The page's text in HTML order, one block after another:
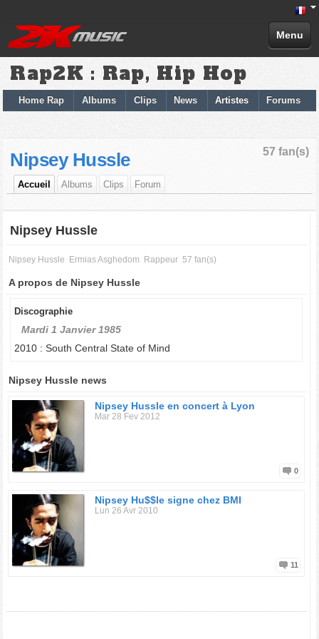
Menu
Rap2K : Rap, Hip Hop
Home Rap Albums Clips News Artistes Forums
57 fan(s)
Nipsey Hussle
Accueil Albums Clips Forum
Nipsey Hussle
Nipsey Hussle Ermias Asghedom Rappeur 57 fan(s)
A propos de Nipsey Hussle
Discographie
Mardi 1 Janvier 1985
2010 : South Central State of Mind
Nipsey Hussle news
Nipsey Hussle en concert à Lyon
Mar 28 Fev 2012
0
Nipsey Hu$$le signe chez BMI
Lun 26 Avr 2010
11